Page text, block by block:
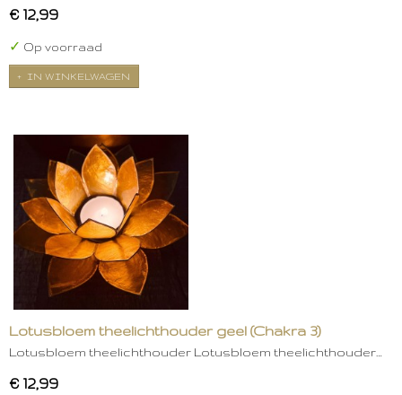
€ 12,99
✓ Op voorraad
IN WINKELWAGEN
Lotusbloem theelichthouder geel (Chakra 3)
Lotusbloem theelichthouder Lotusbloem theelichthouder…
€ 12,99